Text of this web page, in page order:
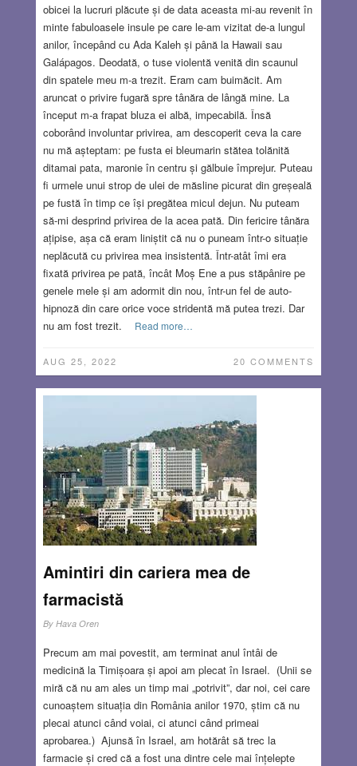
obicei la lucruri plăcute și de data aceasta mi-au revenit în
minte fabuloasele insule pe care le-am vizitat de-a lungul
anilor, începând cu Ada Kaleh și până la Hawaii sau
Galápagos. Deodată, o tuse violentă venită din scaunul
din spatele meu m-a trezit. Eram cam buimăcit. Am
aruncat o privire fugară spre tânăra de lângă mine. La
început m-a frapat bluza ei albă, impecabilă. Însă
coborând involuntar privirea, am descoperit ceva la care
nu mă așteptam: pe fusta ei bleumarin stătea tolănită
ditamai pata, maronie în centru și gălbuie împrejur. Puteau
fi urmele unui strop de ulei de măsline picurat din greșeală
pe fustă în timp ce își pregătea micul dejun. Nu puteam
să-mi desprind privirea de la acea pată. Din fericire tânăra
ațipise, așa că eram liniștit că nu o puneam într-o situație
neplăcută cu privirea mea insistentă. Într-atât îmi era
fixată privirea pe pată, încât Moș Ene a pus stăpânire pe
genele mele și am adormit din nou, într-un fel de auto-
hipnoză din care orice voce stridentă mă putea trezi. Dar
nu am fost trezit.
Read more…
AUG 25, 2022 20 COMMENTS
Amintiri din cariera mea de
farmacistă
By Hava Oren
Precum am mai povestit, am terminat anul întâi de
medicină la Timișoara și apoi am plecat în Israel. (Unii se
miră că nu am ales un timp mai „potrivit”, dar noi, cei care
cunoaștem situația din România anilor 1970, știm că nu
plecai atunci când voiai, ci atunci când primeai
aprobarea.) Ajunsă în Israel, am hotărât să trec la
farmacie și cred că a fost una dintre cele mai înțelepte